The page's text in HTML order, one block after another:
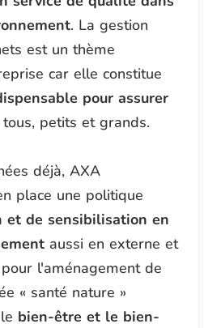
. La gestion
est un thème
car elle constitue
pour assurer
tous, petits et grands.
déjà, AXA
place une politique
et de sensibilisation en
aussi en externe et
l'aménagement de
« santé nature »
bien-être et le bien-